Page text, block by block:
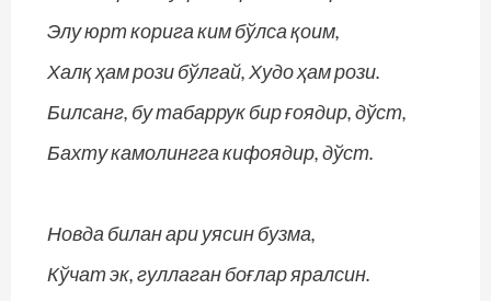
Элу юрт корига ким бўлса қоим,
Халқ ҳам рози бўлгай, Худо ҳам рози.
Билсанг, бу табаррук бир ғоядир, дўст,
Бахту камолингга кифоядир, дўст.
Новда билан ари уясин бузма,
Кўчат эк, гуллаган боғлар яралсин.